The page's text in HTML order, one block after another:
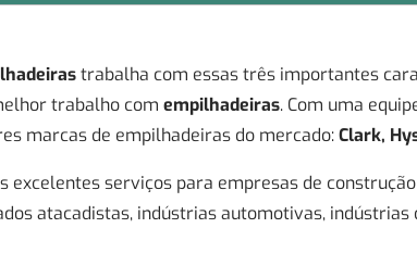
trabalha com essas três importantes
trabalho com empilhadeiras. Com uma
marcas de empilhadeiras do mercado:Clark,
excelentes serviços para empresas de
atacadistas, indústrias automotivas,